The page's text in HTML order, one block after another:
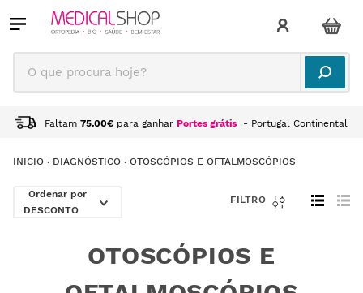
O que procura hoje?
Faltam 75.00€ para ganhar Portes grátis - Portugal Continental
DIAGNÓSTICO OTOSCÓPIOS E OFTALMOSCÓPIOS
DESCONTO
OTOSCÓPIOS E